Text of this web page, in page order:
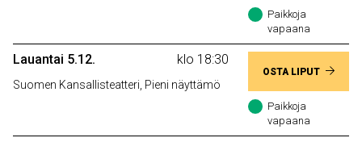
Paikkoja
vapaana
Lauantai 5.12. klo 18:30
Suomen Kansallisteatteri, Pieni näyttämö
OSTA LIPUT
Paikkoja
vapaana